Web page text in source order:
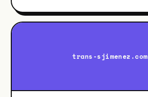
trans-sjimenez.com